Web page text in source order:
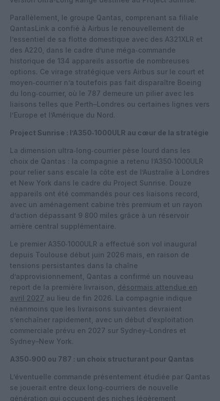
Parallèlement, le groupe Qantas, comprenant sa filiale
QantasLink a confié à Airbus le renouvellement de
l’essentiel de sa flotte domestique avec des A321XLR et
des A220, dans le cadre d’une méga‑commande
historique de 134 appareils assortie de nombreuses
options. Ce virage stratégique vers Airbus sur le court et
moyen‑courrier n’a toutefois pas fait disparaître Boeing
du long‑courrier, où le 787 demeure un pilier avec les
liaisons telles que Perth–Londres ou certaines lignes vers
l’Europe et l’Amérique du Nord.
Project Sunrise : l’A350‑1000ULR au cœur de la stratégie
La dimension ultra‑long‑courrier pèse lourd dans les
choix de Qantas : la compagnie a retenu l’A350‑1000ULR
pour relier sans escale la côte est de l’Australie à Londres
et New York dans le cadre du Project Sunrise. Douze
appareils ont été commandés pour ces liaisons record,
avec un aménagement cabine très premium et un rayon
d’action dépassant 9 800 miles grâce à un réservoir
arrière central supplémentaire.
Le premier A350‑1000ULR a effectué son vol inaugural
depuis Toulouse début juin 2026 mais, en raison de
tensions persistantes dans la chaîne
d’approvisionnement, Qantas a confirmé un nouveau
report de la première livraison, désormais attendue en
avril 2027 au lieu de fin 2026. La compagnie indique
néanmoins que les livraisons suivantes devraient
s’enchaîner rapidement, avec un début d’exploitation
commerciale prévu en 2027 sur Sydney–Londres et
Sydney–New York.
A350‑900 ou 787 : un choix structurant pour Qantas
L’éventuelle commande présentement étudiée par Qantas
se jouerait entre deux long‑courriers de nouvelle
génération qui occupent des niches légèrement